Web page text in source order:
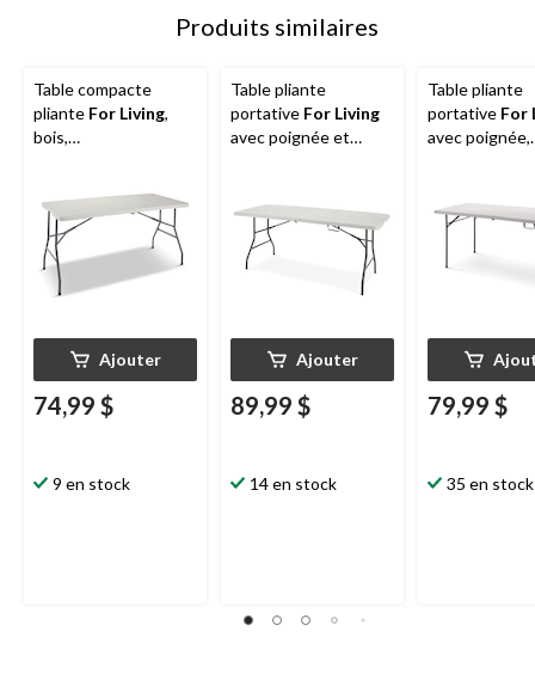
Produits similaires
Table compacte
pliante For Living,
bois,
Ajouter
74,99 $
9 en stock
Table pliante
portative For Living
avec poignée et
Ajouter
89,99 $
14 en stock
Table pliante
portative For
avec poignée,
79,99 $
35 en stock